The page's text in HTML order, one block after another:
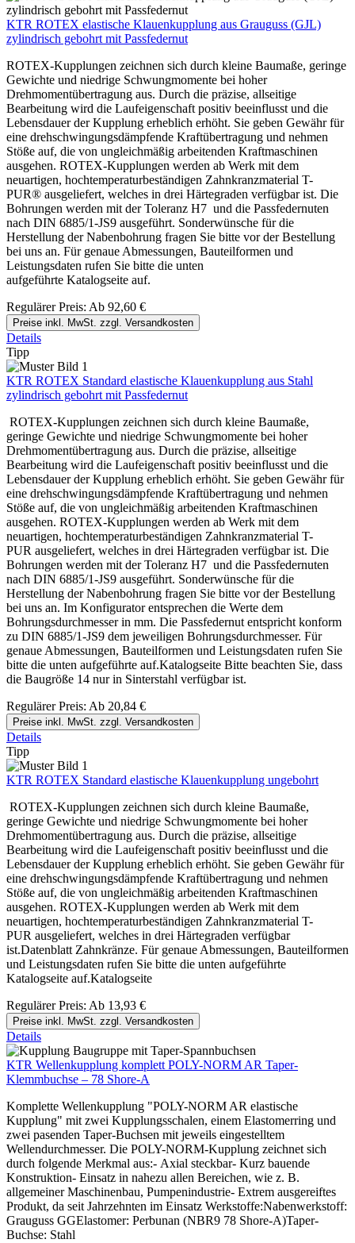
KTR ROTEX elastische Klauenkupplung aus Grauguss (GJL)
zylindrisch gebohrt mit Passfedernut
ROTEX-Kupplungen zeichnen sich durch kleine Baumaße, geringe
Gewichte und niedrige Schwungmomente bei hoher
Drehmomentübertragung aus. Durch die präzise, allseitige
Bearbeitung wird die Laufeigenschaft positiv beeinflusst und die
Lebensdauer der Kupplung erheblich erhöht. Sie geben Gewähr für
eine drehschwingungsdämpfende Kraftübertragung und nehmen
Stöße auf, die von ungleichmäßig arbeitenden Kraftmaschinen
ausgehen. ROTEX-Kupplungen werden ab Werk mit dem
neuartigen, hochtemperaturbeständigen Zahnkranzmaterial T-
PUR® ausgeliefert, welches in drei Härtegraden verfügbar ist. Die
Bohrungen werden mit der Toleranz H7 und die Passfedernuten
nach DIN 6885/1-JS9 ausgeführt. Sonderwünsche für die
Herstellung der Nabenbohrung fragen Sie bitte vor der Bestellung
bei uns an. Für genaue Abmessungen, Bauteilformen und
Leistungsdaten rufen Sie bitte die unten
aufgeführte Katalogseite auf.
Regulärer Preis: Ab 92,60 €
Preise inkl. MwSt. zzgl. Versandkosten
Details
Tipp
KTR ROTEX Standard elastische Klauenkupplung aus Stahl
zylindrisch gebohrt mit Passfedernut
ROTEX-Kupplungen zeichnen sich durch kleine Baumaße,
geringe Gewichte und niedrige Schwungmomente bei hoher
Drehmomentübertragung aus. Durch die präzise, allseitige
Bearbeitung wird die Laufeigenschaft positiv beeinflusst und die
Lebensdauer der Kupplung erheblich erhöht. Sie geben Gewähr für
eine drehschwingungsdämpfende Kraftübertragung und nehmen
Stöße auf, die von ungleichmäßig arbeitenden Kraftmaschinen
ausgehen. ROTEX-Kupplungen werden ab Werk mit dem
neuartigen, hochtemperaturbeständigen Zahnkranzmaterial T-
PUR ausgeliefert, welches in drei Härtegraden verfügbar ist. Die
Bohrungen werden mit der Toleranz H7 und die Passfedernuten
nach DIN 6885/1-JS9 ausgeführt. Sonderwünsche für die
Herstellung der Nabenbohrung fragen Sie bitte vor der Bestellung
bei uns an. Im Konfigurator entsprechen die Werte dem
Bohrungsdurchmesser in mm. Die Passfedernut entspricht konform
zu DIN 6885/1-JS9 dem jeweiligen Bohrungsdurchmesser. Für
genaue Abmessungen, Bauteilformen und Leistungsdaten rufen Sie
bitte die unten aufgeführte auf.Katalogseite Bitte beachten Sie, dass
die Baugröße 14 nur in Sinterstahl verfügbar ist.
Regulärer Preis: Ab 20,84 €
Preise inkl. MwSt. zzgl. Versandkosten
Details
Tipp
KTR ROTEX Standard elastische Klauenkupplung ungebohrt
ROTEX-Kupplungen zeichnen sich durch kleine Baumaße,
geringe Gewichte und niedrige Schwungmomente bei hoher
Drehmomentübertragung aus. Durch die präzise, allseitige
Bearbeitung wird die Laufeigenschaft positiv beeinflusst und die
Lebensdauer der Kupplung erheblich erhöht. Sie geben Gewähr für
eine drehschwingungsdämpfende Kraftübertragung und nehmen
Stöße auf, die von ungleichmäßig arbeitenden Kraftmaschinen
ausgehen. ROTEX-Kupplungen werden ab Werk mit dem
neuartigen, hochtemperaturbeständigen Zahnkranzmaterial T-
PUR ausgeliefert, welches in drei Härtegraden verfügbar
ist.Datenblatt Zahnkränze. Für genaue Abmessungen, Bauteilformen
und Leistungsdaten rufen Sie bitte die unten aufgeführte
Katalogseite auf.Katalogseite
Regulärer Preis: Ab 13,93 €
Preise inkl. MwSt. zzgl. Versandkosten
Details
KTR Wellenkupplung komplett POLY-NORM AR Taper-
Klemmbuchse – 78 Shore-A
Komplette Wellenkupplung "POLY-NORM AR elastische
Kupplung" mit zwei Kupplungsschalen, einem Elastomerring und
zwei pasenden Taper-Buchsen mit jeweils eingestelltem
Wellendurchmesser. Die POLY-NORM-Kupplung zeichnet sich
durch folgende Merkmal aus:- Axial steckbar- Kurz bauende
Konstruktion- Einsatz in nahezu allen Bereichen, wie z. B.
allgemeiner Maschinenbau, Pumpenindustrie- Extrem ausgereiftes
Produkt, da seit Jahrzehnten im Einsatz Werkstoffe:Nabenwerkstoff:
Grauguss GGElastomer: Perbunan (NBR9 78 Shore-A)Taper-
Buchse: Stahl